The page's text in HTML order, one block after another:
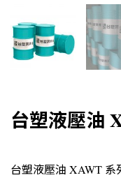
台塑液壓油
台塑液壓油 XAWT